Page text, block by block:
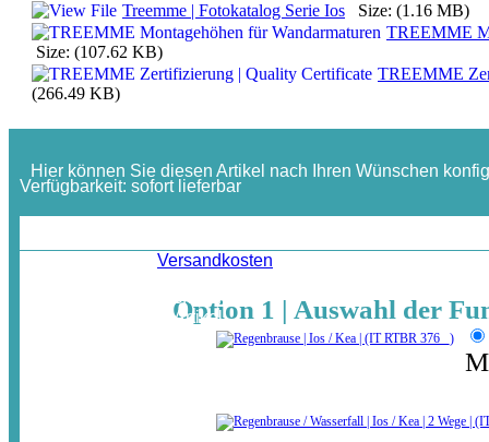
Treemme | Fotokatalog Serie Ios Size: (1.16 MB)
TREEMME
Size: (107.62 KB)
TREEMME
(266.49 KB)
Hier können Sie diesen Artikel nach Ihren Wünschen
Verfügbarkeit: sofort lieferbar
Versandkosten
In der gewählten Ausführung
erhalten Sie diesen ArtikelOption 1 | Auswahl der